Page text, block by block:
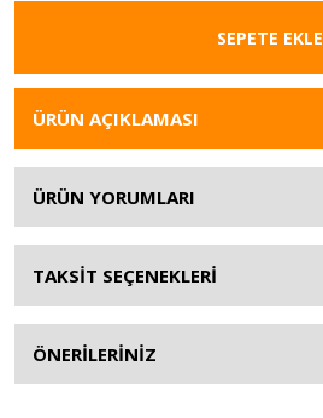
SEPETE EKLE
ÜRÜN AÇIKLAMASI
ÜRÜN YORUMLARI
TAKSİT SEÇENEKLERİ
ÖNERİLERİNİZ